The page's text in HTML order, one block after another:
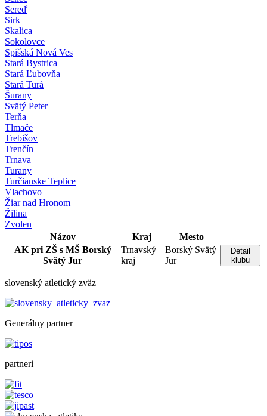
Sereď
Sirk
Skalica
Sokolovce
Spišská Nová Ves
Stará Bystrica
Stará Ľubovňa
Stará Turá
Šurany
Svätý Peter
Terňa
Tlmače
Trebišov
Trenčín
Trnava
Turany
Turčianske Teplice
Vlachovo
Žiar nad Hronom
Žilina
Zvolen
Názov
Kraj
Mesto
AK pri ZŠ s MŠ Borský
Svätý Jur
Trnavský
kraj
Borský Svätý
Jur
Detail
klubu
slovenský atletický zväz
Generálny partner
partneri